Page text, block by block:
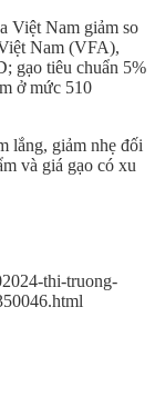
Việt Nam giảm so
Nam (VFA),
gạo tiêu chuẩn 5%
ở mức 510
lắng, giảm nhẹ đối
và giá gạo có xu
thi-truong-